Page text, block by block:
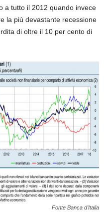
a tutto il 2012 quando invece
la più devastante recessione
di oltre il 10 per cento di
Fonte Banca d’Italia